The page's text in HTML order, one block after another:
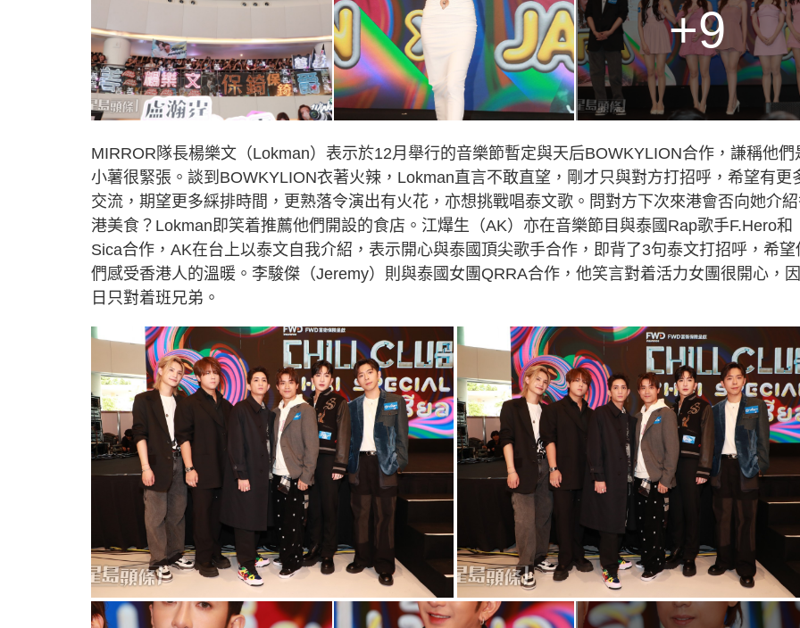
+9
MIRROR隊長楊樂文（Lokman）表示於12月舉行的音樂節暫定與天后BOWKYLION合作，謙稱他們
小薯很緊張。談到BOWKYLION衣著火辣，Lokman直言不敢直望，剛才只與對方打招呼，希望有更
交流，期望更多綵排時間，更熟落令演出有火花，亦想挑戰唱泰文歌。問對方下次來港會否向她介
港美食？Lokman即笑着推薦他們開設的食店。江爗生（AK）亦在音樂節目與泰國Rap歌手F.Hero和
Sica合作，AK在台上以泰文自我介紹，表示開心與泰國頂尖歌手合作，即背了3句泰文打招呼，希望
們感受香港人的溫暖。李駿傑（Jeremy）則與泰國女團QRRA合作，他笑言對着活力女團很開心，
日只對着班兄弟。